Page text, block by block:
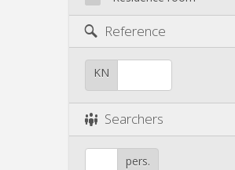
Reference
KN
Searchers
pers.